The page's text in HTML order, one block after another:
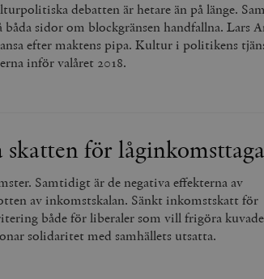
debatten är hetare än på länge.
sidor om blockgränsen handfallna. Lars
efter maktens pipa. Kultur i politikens
inför valåret 2018.
för
Samtidigt är de negativa effekterna av
av inkomstskalan. Sänkt inkomstskatt för
både för liberaler som vill frigöra kuvade
solidaritet med samhällets utsatta.